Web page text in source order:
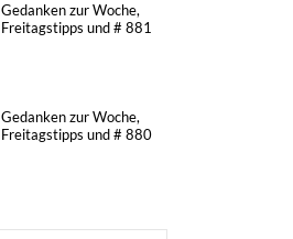
Gedanken zur Woche,
Freitagstipps und # 881
Gedanken zur Woche,
Freitagstipps und # 880